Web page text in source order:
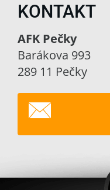
KONTAKT
AFK Pečky
Barákova 993
289 11 Pečky